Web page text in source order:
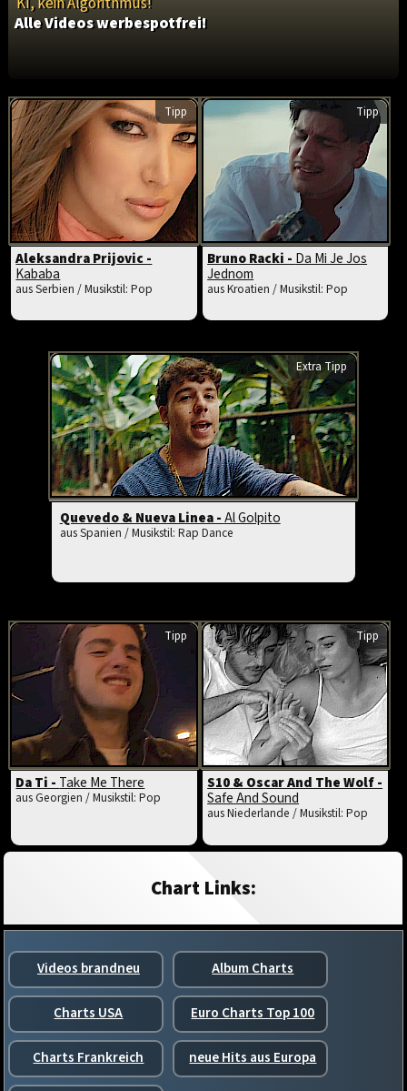
Alle Videos werbespotfrei!
Tipp
Aleksandra Prijovic -
Kababa
aus Serbien / Musikstil: Pop
Tipp
Bruno Racki - Da Mi Je Jos
Jednom
aus Kroatien / Musikstil: Pop
Extra Tipp
Quevedo & Nueva Linea -Al Golpito
aus Spanien / Musikstil: Rap Dance
Tipp
Da Ti -Take Me There
aus Georgien / Musikstil: Pop
Tipp
S10 & Oscar And The Wolf -
Safe And Sound
aus Niederlande / Musikstil: Pop
Chart Links:
Videos brandneu Album Charts
Charts USA Euro Charts Top 100
Charts Frankreich neue Hits aus Europa